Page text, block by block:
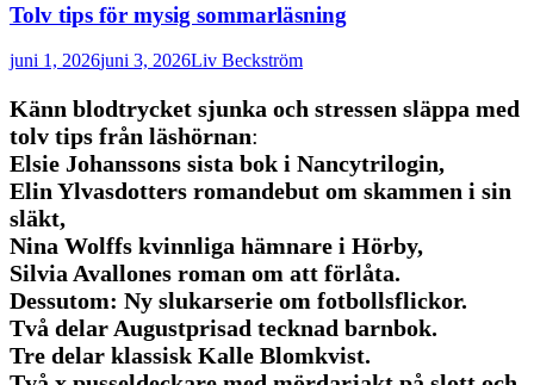
Tolv tips för mysig sommarläsning
juni 1, 2026juni 3, 2026Liv Beckström
Känn blodtrycket sjunka och stressen släppa med
tolv tips från läshörnan:
Elsie Johanssons sista bok i Nancytrilogin,
Elin Ylvasdotters romandebut om skammen i sin
släkt,
Nina Wolffs kvinnliga hämnare i Hörby,
Silvia Avallones roman om att förlåta.
Dessutom: Ny slukarserie om fotbollsflickor.
Två delar Augustprisad tecknad barnbok.
Tre delar klassisk Kalle Blomkvist.